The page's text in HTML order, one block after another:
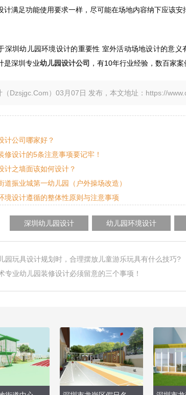
计满足功能使用要求一样，尽可能在场地内容纳下应该安
深圳幼儿园环境设计的重要性 室外活动场地设计的意
是深圳专业幼儿园设计公司 ，有10年行业经验，数百家
（Dzsjgc.Com）03月07日 发布，本文地址：https://
计公司哪家好？
修设计的5条注意事项要记牢！
计之墙面该如何设计？
道振业城第一幼儿园（户外操场改造）
境设计遵循的整体性原则与注意事项
深圳幼儿园设计 幼儿园环境设计
园玩具设计规划时，合理摆放儿童游乐玩具有什么技巧?
专业幼儿园装修设计必须留意的三个事项！